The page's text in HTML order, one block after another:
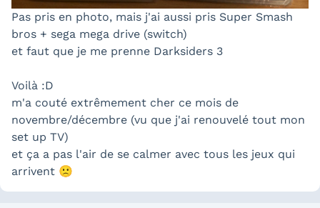
Pas pris en photo, mais j'ai aussi pris Super Smash
bros + sega mega drive (switch)
et faut que je me prenne Darksiders 3
Voilà :D
m'a couté extrêmement cher ce mois de
novembre/décembre (vu que j'ai renouvelé tout mon
set up TV)
et ça a pas l'air de se calmer avec tous les jeux qui
arrivent 🙁